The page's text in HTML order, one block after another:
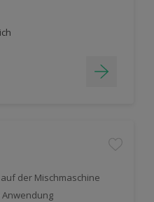
der Mischmaschine
Anwendung